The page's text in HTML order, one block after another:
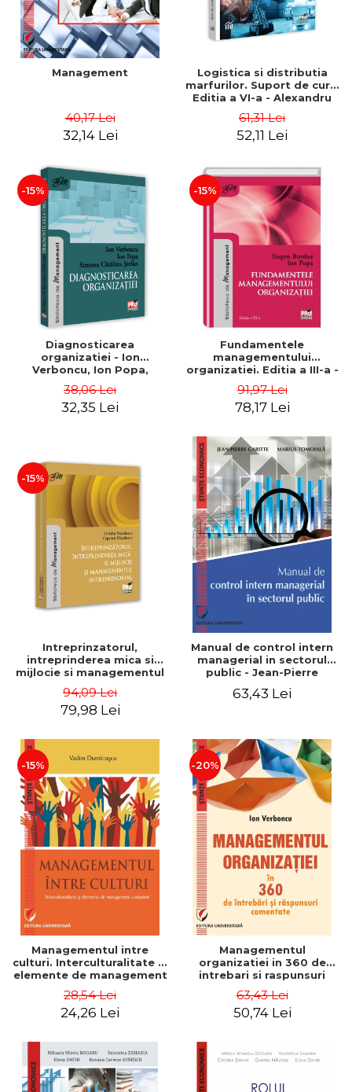
Management
40,17 Lei
32,14 Lei
Logistica si distributia
marfurilor. Suport de curs.
Editia a VI-a - Alexandru
61,31 Lei
52,11 Lei
-15%
Diagnosticarea
organizatiei - Ion
Verboncu, Ion Popa,
38,06 Lei
32,35 Lei
-15%
Fundamentele
managementului
organizatiei. Editia a III-a -
91,97 Lei
78,17 Lei
-15%
Intreprinzatorul,
intreprinderea mica si
mijlocie si managementul
Nicolescu, Ciprian
Nicolescu
94,09 Lei
79,98 Lei
Manual de control intern
managerial in sectorul
public - Jean-Pierre
63,43 Lei
-15%
Managementul intre
culturi. Interculturalitate si
elemente de management
Dumitrascu
28,54 Lei
24,26 Lei
-20%
Managementul
organizatiei in 360 de
intrebari si raspunsuri
63,43 Lei
50,74 Lei